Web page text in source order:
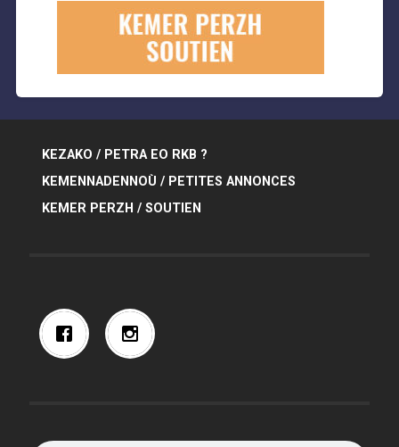
KEZAKO / PETRA EO RKB ?
KEMENNADENNOÙ / PETITES ANNONCES
KEMER PERZH / SOUTIEN